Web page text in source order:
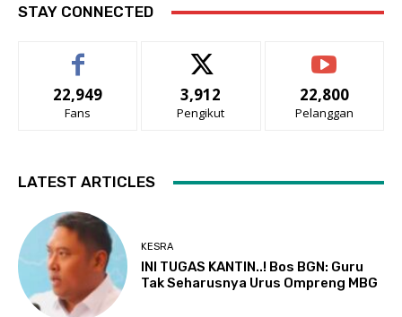
STAY CONNECTED
22,949
Fans
3,912
Pengikut
22,800
Pelanggan
LATEST ARTICLES
KESRA
INI TUGAS KANTIN..! Bos BGN: Guru
Tak Seharusnya Urus Ompreng MBG